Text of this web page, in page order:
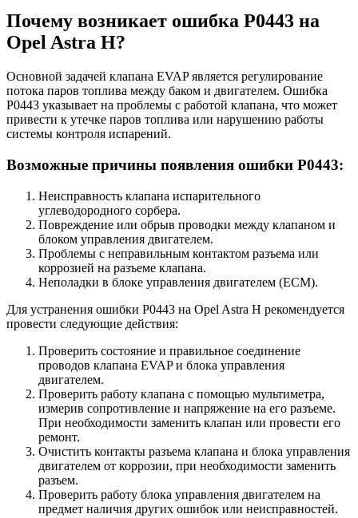
Почему возникает ошибка P0443 на
Opel Astra H?
Основной задачей клапана EVAP является регулирование
потока паров топлива между баком и двигателем. Ошибка
P0443 указывает на проблемы с работой клапана, что может
привести к утечке паров топлива или нарушению работы
системы контроля испарений.
Возможные причины появления ошибки P0443:
Неисправность клапана испарительного
углеводородного сорбера.
Повреждение или обрыв проводки между клапаном и
блоком управления двигателем.
Проблемы с неправильным контактом разъема или
коррозией на разъеме клапана.
Неполадки в блоке управления двигателем (ECM).
Для устранения ошибки P0443 на Opel Astra H рекомендуется
провести следующие действия:
Проверить состояние и правильное соединение
проводов клапана EVAP и блока управления
двигателем.
Проверить работу клапана с помощью мультиметра,
измерив сопротивление и напряжение на его разъеме.
При необходимости заменить клапан или провести его
ремонт.
Очистить контакты разъема клапана и блока управления
двигателем от коррозии, при необходимости заменить
разъем.
Проверить работу блока управления двигателем на
предмет наличия других ошибок или неисправностей.